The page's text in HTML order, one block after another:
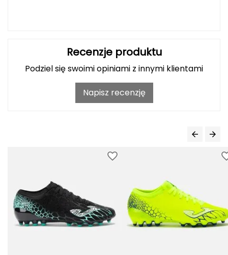
Granger's
HMS
Recenzje produktu
Podziel się swoimi opiniami z innymi klientami
Napisz recenzję